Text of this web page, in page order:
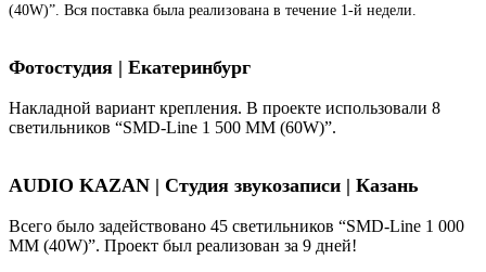
(40W)”. Вся поставка была реализована в течение 1-й недели.
Фотостудия | Екатеринбург
Накладной вариант крепления. В проекте использовали 8
светильников “SMD-Line 1 500 ММ (60W)”.
AUDIO KAZAN | Студия звукозаписи | Казань
Всего было задействовано 45 светильников “SMD-Line 1 000
ММ (40W)”. Проект был реализован за 9 дней!